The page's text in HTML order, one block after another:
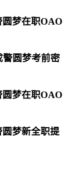
圆梦在职OAO
警圆梦考前密
圆梦在职OAO
圆梦新全职提